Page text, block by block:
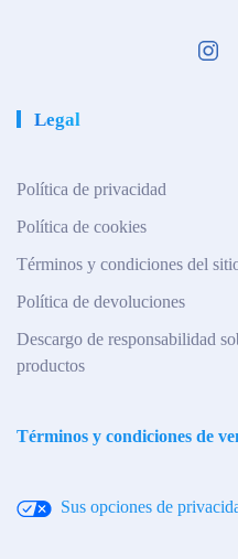
Legal
Política de privacidad
Política de cookies
Términos y condiciones del
Política de devoluciones
Descargo de responsabilidad
productos
Términos y condiciones de
Sus opciones de